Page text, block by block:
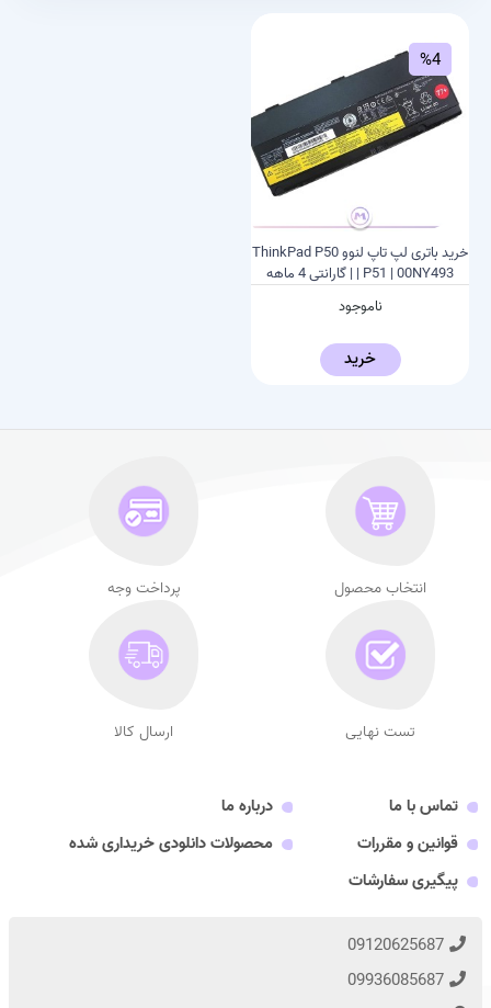
%4
خرید باتری لپ تاپ لنوو ThinkPad P50
| P51 | 00NY493 | گارانتی 4 ماهه
ناموجود
خرید
انتخاب محصول پرداخت وجه
تست نهایی ارسال کالا
تماس با ما
درباره ما
قوانین و مقررات
محصولات دانلودی خریداری شده
پیگیری سفارشات
09120625687
09936085687